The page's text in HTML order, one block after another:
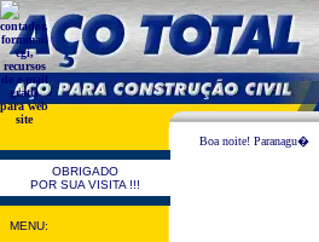
OBRIGADO
POR SUA VISITA !!!
MENU:
Boa noite! Paranagu�